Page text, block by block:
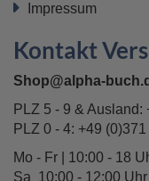
Impressum
Kontakt
Shop@alpha-
PLZ 5 - 9 & Ausland:
PLZ 0 - 4: +49
Mo - Fr | 10:00 - 18
Sa 10:00 - 12:00 Uhr